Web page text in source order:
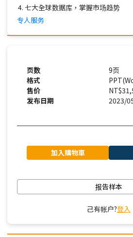
七大全球数据库，掌握市场趋势
专人服务
页数
9页
格式
售价
发布日期
2023/
加入購物車
报告样本
己有帐户?登入